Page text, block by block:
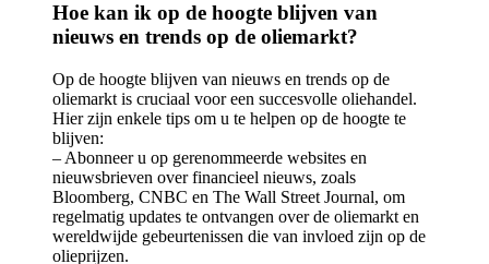
Hoe kan ik op de hoogte blijven van
nieuws en trends op de oliemarkt?
Op de hoogte blijven van nieuws en trends op de
oliemarkt is cruciaal voor een succesvolle oliehandel.
Hier zijn enkele tips om u te helpen op de hoogte te
blijven:
– Abonneer u op gerenommeerde websites en
nieuwsbrieven over financieel nieuws, zoals
Bloomberg, CNBC en The Wall Street Journal, om
regelmatig updates te ontvangen over de oliemarkt en
wereldwijde gebeurtenissen die van invloed zijn op de
olieprijzen.